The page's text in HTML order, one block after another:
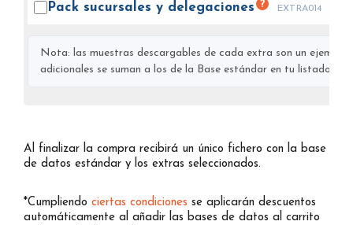
Pack sucursales y delegaciones ? EXTRA014
Nota: las muestras descargables de cada extra son un
adicionales se suman a los de la Base estándar en tu listado
Al finalizar la compra recibirá un único fichero con la base
de datos estándar y los extras seleccionados.
*Cumpliendo ciertas condiciones se aplicarán descuentos
automáticamente al añadir las bases de datos al carrito